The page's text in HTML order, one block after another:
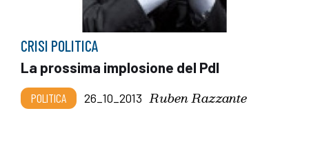
CRISI POLITICA
La prossima implosione del Pdl
POLITICA 26_10_2013 Ruben Razzante